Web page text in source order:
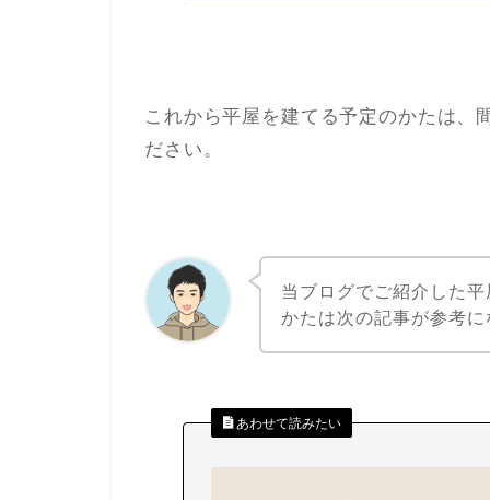
これから平屋を建てる予定のかたは、
ださい。
当ブログでご紹介した
かたは次の記事が参考
あわせて読みたい